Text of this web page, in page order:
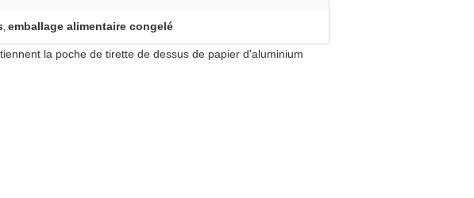
, emballage alimentaire congelé
la poche de tirette de dessus de papier d'aluminium